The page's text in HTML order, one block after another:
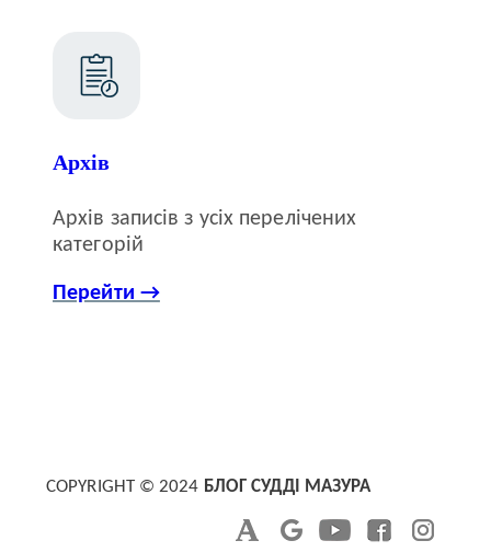
Архів
Архів записів з усіх перелічених
категорій
Перейти →
COPYRIGHT © 2024 БЛОГ СУДДІ МАЗУРА